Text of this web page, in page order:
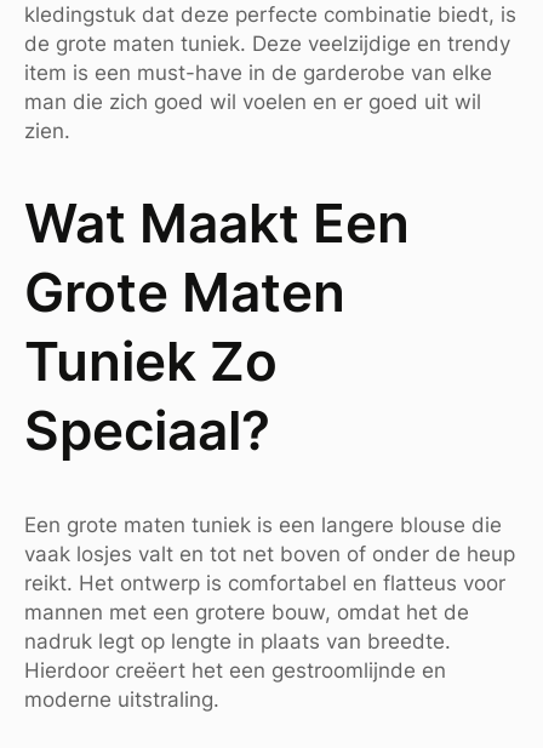
kledingstuk dat deze perfecte combinatie biedt, is
de grote maten tuniek. Deze veelzijdige en trendy
item is een must-have in de garderobe van elke
man die zich goed wil voelen en er goed uit wil
zien.
Wat Maakt Een
Grote Maten
Tuniek Zo
Speciaal?
Een grote maten tuniek is een langere blouse die
vaak losjes valt en tot net boven of onder de heup
reikt. Het ontwerp is comfortabel en flatteus voor
mannen met een grotere bouw, omdat het de
nadruk legt op lengte in plaats van breedte.
Hierdoor creëert het een gestroomlijnde en
moderne uitstraling.